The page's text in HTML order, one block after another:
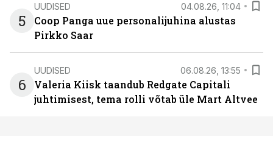
5
UUDISED 04.08.26, 11:04
Coop Panga uue personalijuhina alustas
Pirkko Saar
6
UUDISED 06.08.26, 13:55
Valeria Kiisk taandub Redgate Capitali
juhtimisest, tema rolli võtab üle Mart Altvee